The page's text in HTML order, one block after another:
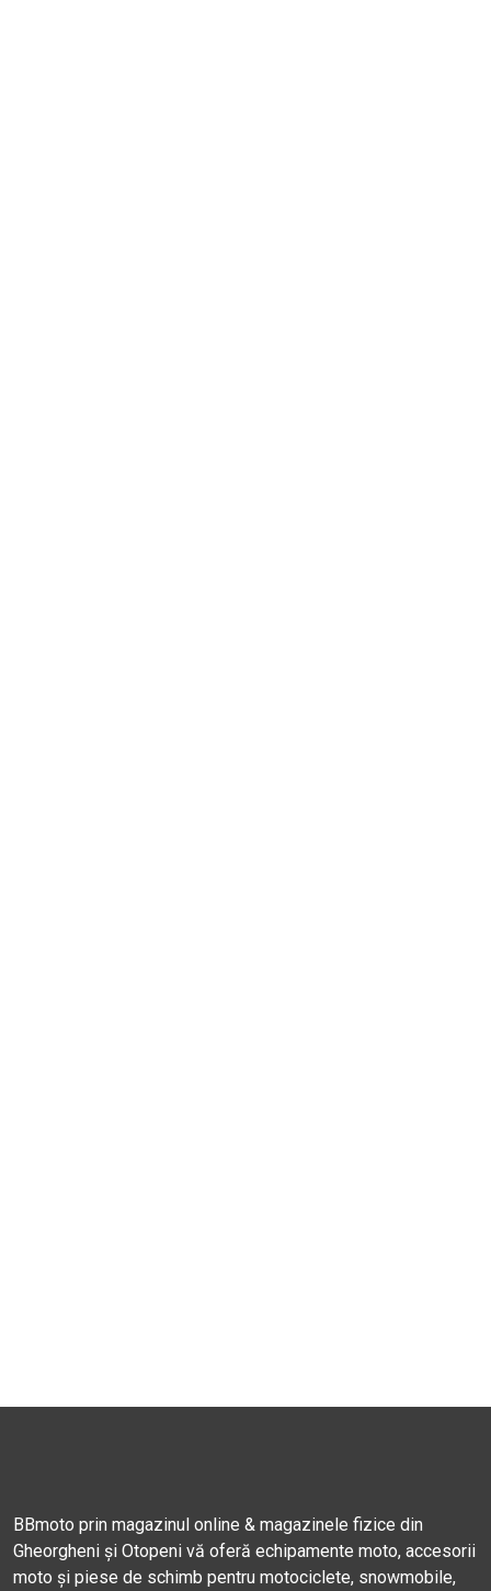
BBmoto prin magazinul online & magazinele fizice din
Gheorgheni și Otopeni vă oferă echipamente moto, accesorii
moto și piese de schimb pentru motociclete, snowmobile,